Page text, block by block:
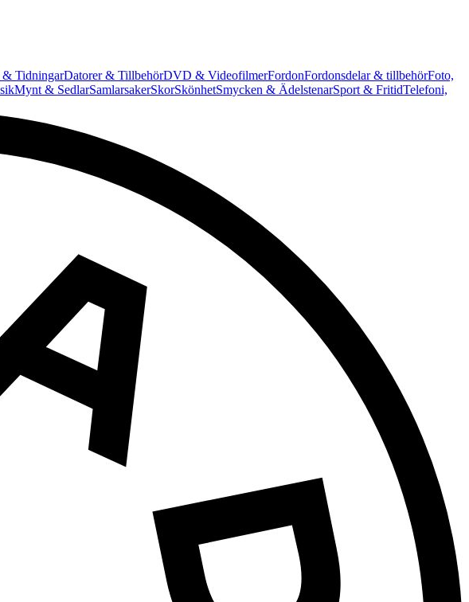
TidningarDatorer & TillbehörDVD & VideofilmerFordonFordonsdelar & tillbehörFoto,
Mynt & SedlarSamlarsakerSkorSkönhetSmycken & ÄdelstenarSport & FritidTelefoni,